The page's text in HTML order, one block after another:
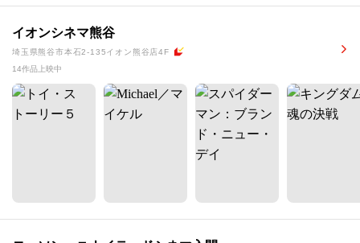
イオンシネマ熊谷
埼玉県熊谷市本石2-135イオン熊谷店4F
14作品上映中